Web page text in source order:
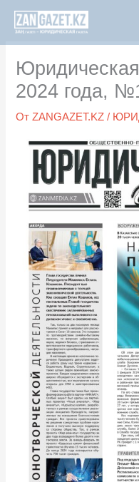
Перейти
содержимому
2024 года,
ОтZANGAZET.KZ/